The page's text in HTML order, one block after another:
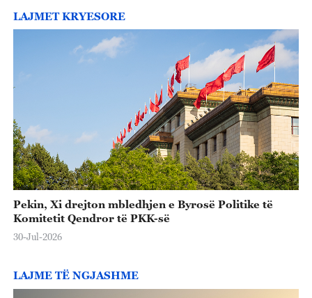
LAJMET KRYESORE
Pekin, Xi drejton mbledhjen e Byrosë Politike të
Komitetit Qendror të PKK-së
30-Jul-2026
LAJME TË NGJASHME